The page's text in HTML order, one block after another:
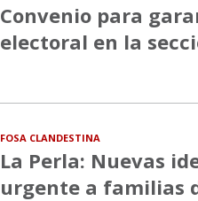
Convenio para
electoral en la
FOSA CLANDESTINA
La Perla: Nuevas
urgente a familias